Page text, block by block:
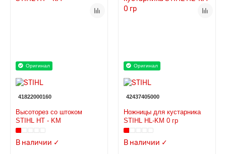
Оригинал
41822000160
Высоторез со штоком
STIHL HТ - KM
В наличии ✓
Оригинал
42437405000
Ножницы для кустарника
STIHL HL-KM 0 гр
В наличии ✓